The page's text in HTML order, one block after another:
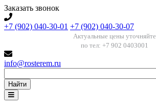
Заказать звонок
+7 (902) 040-30-01 +7 (902) 040-30-07
Актуальные цены уточняйте
по тел: +7 902 0403001
info@rosterem.ru
Найти